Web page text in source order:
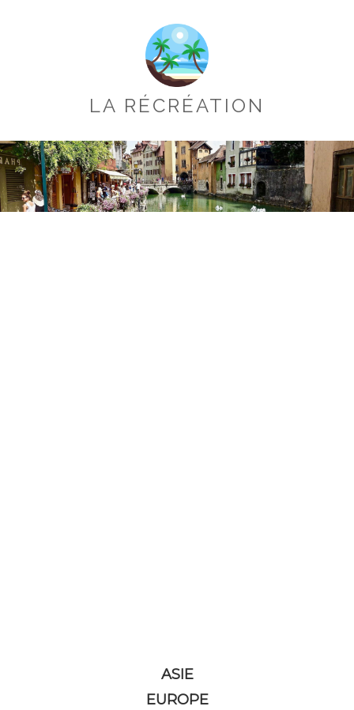
LA RÉCRÉATION
ASIE
EUROPE